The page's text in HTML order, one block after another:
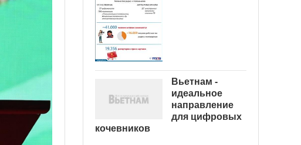
Вьетнам -
идеальное
направление
для цифровых
кочевников